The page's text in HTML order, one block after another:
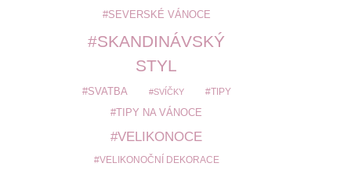
SEVERSKÉ VÁNOCE
SKANDINÁVSKÝ
STYL
SVATBA SVÍČKY TIPY
TIPY NA VÁNOCE
VELIKONOCE
VELIKONOČNÍ DEKORACE